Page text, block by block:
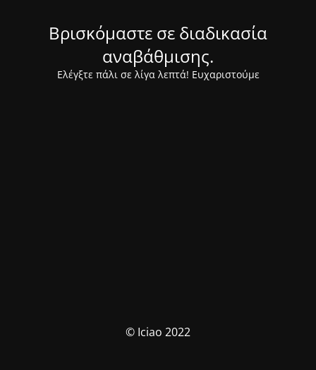
Βρισκόμαστε σε διαδικασία
αναβάθμισης.
Ελέγξτε πάλι σε λίγα λεπτά! Ευχαριστούμε
© Iciao 2022